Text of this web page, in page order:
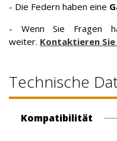
- Die Federn haben eine
- Wenn Sie Fragen
weiter. Kontaktieren Sie
Technische
Kompatibilität